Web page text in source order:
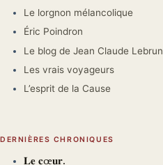
Le lorgnon mélancolique
Éric Poindron
Le blog de Jean Claude Lebrun
Les vrais voyageurs
L’esprit de la Cause
DERNIÈRES CHRONIQUES
𝐋𝐞 𝐜œ𝐮𝐫.